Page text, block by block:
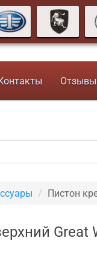
Отзывы
Пистон
Great